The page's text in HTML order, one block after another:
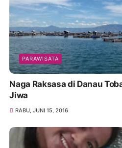
PARAWISATA
Naga Raksasa di Danau
Jiwa
RABU, JUNI 15, 2016